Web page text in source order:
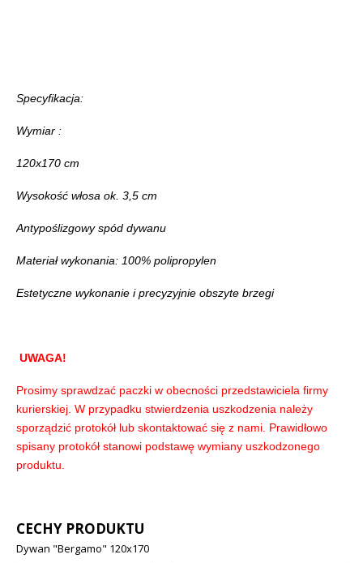
Specyfikacja:
Wymiar :
120x170 cm
Wysokość włosa ok. 3,5 cm
Antypoślizgowy spód dywanu
Materiał wykonania: 100% polipropylen
Estetyczne wykonanie i precyzyjnie obszyte brzegi
UWAGA!
Prosimy sprawdzać paczki w obecności przedstawiciela firmy
kurierskiej. W przypadku stwierdzenia uszkodzenia należy
sporządzić protokół lub skontaktować się z nami. Prawidłowo
spisany protokół stanowi podstawę wymiany uszkodzonego
produktu.
CECHY PRODUKTU
Dywan "Bergamo" 120x170